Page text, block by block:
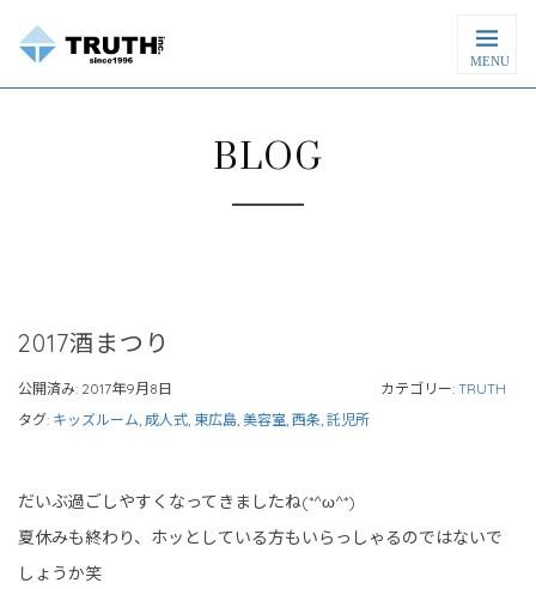
MENU
BLOG
2017酒まつり
公開済み: 2017年9月8日 カテゴリー: TRUTH
タグ: キッズルーム, 成人式, 東広島, 美容室, 西条, 託児所
だいぶ過ごしやすくなってきましたね(*^ω^*)
夏休みも終わり、ホッとしている方もいらっしゃるのではないで
しょうか笑